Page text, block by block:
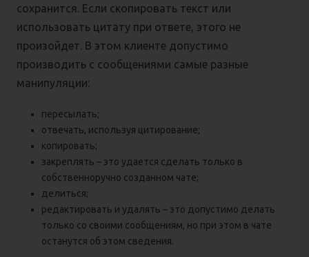
сохранится. Если скопировать текст или
использовать цитату при ответе, этого не
произойдет. В этом клиенте допустимо
производить с сообщениями самые разные
манипуляции:
пересылать;
отвечать, используя цитирование;
копировать;
закреплять – это удается сделать только в
собственноручно созданном чате;
делиться;
редактировать и удалять – это допустимо делать
только со своими сообщениям, но при этом в чате
останутся об этом сведения.